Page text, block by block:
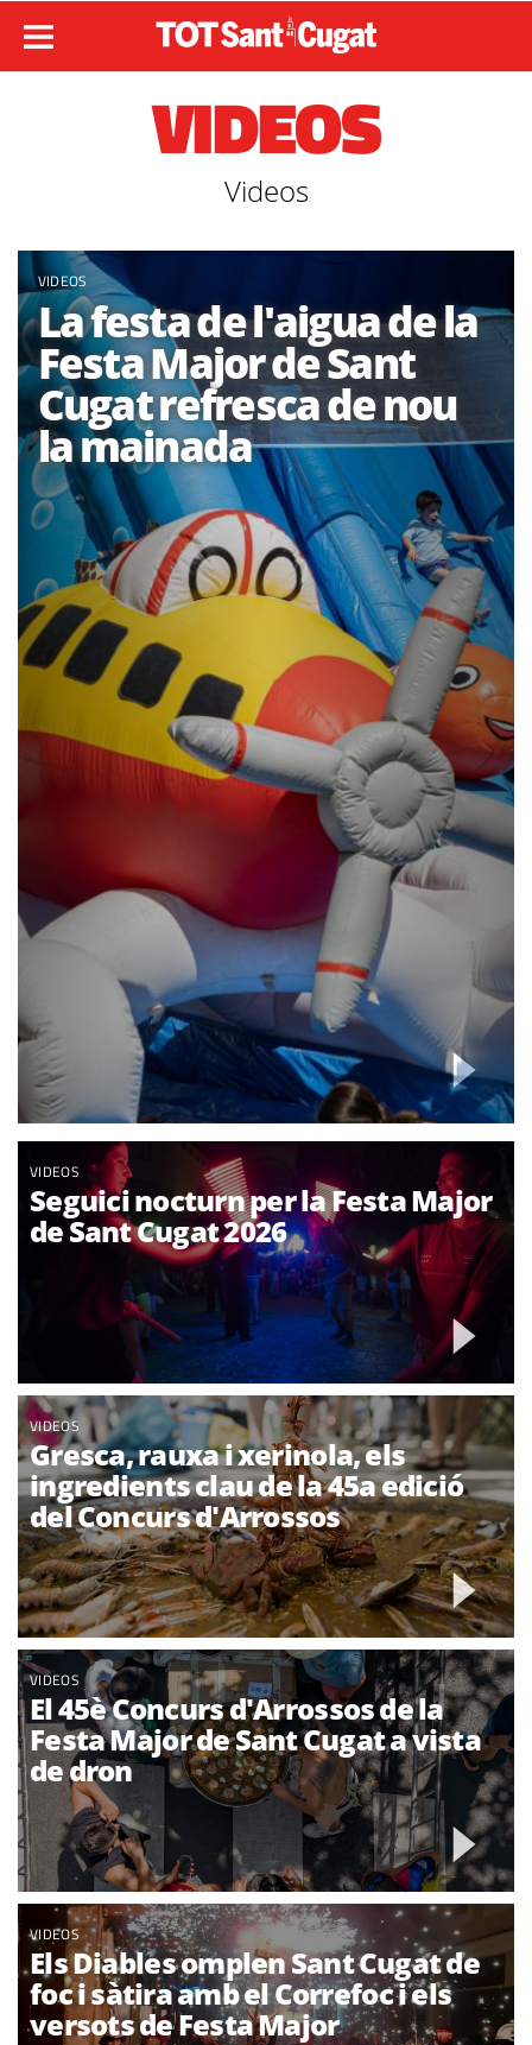
VIDEOS
Videos
VIDEOS
La festa de l'aigua de la
Festa Major de Sant
Cugat refresca de nou
la mainada
VIDEOS
Seguici nocturn per la Festa Major
de Sant Cugat 2026
VIDEOS
Gresca, rauxa i xerinola, els
ingredients clau de la 45a edició
del Concurs d'Arrossos
VIDEOS
El 45è Concurs d'Arrossos de la
Festa Major de Sant Cugat a vista
de dron
VIDEOS
Els Diables omplen Sant Cugat de
foc i sàtira amb el Correfoc i els
versots de Festa Major